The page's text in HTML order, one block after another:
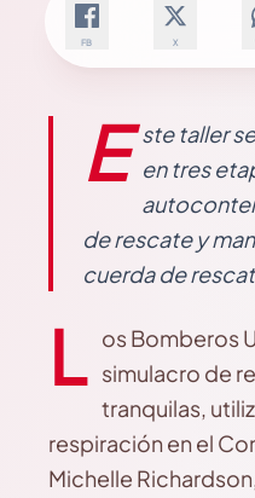
FB X
E ste taller
en tres
de rescate y
cuerda de
L os Bomberos
simulacro de
tranquilas,
respiración en el
Michelle